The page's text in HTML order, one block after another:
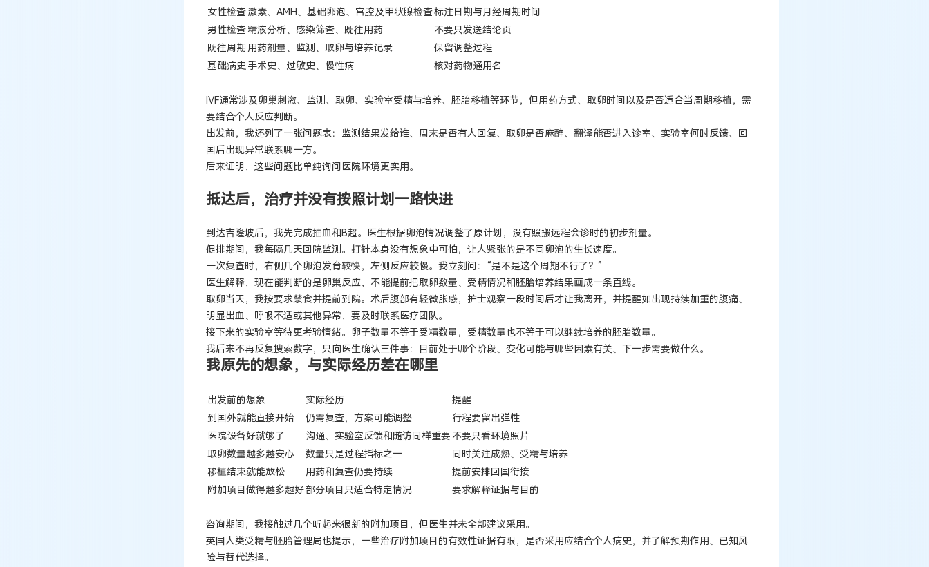
女性检查激素、AMH、基础卵泡、宫腔及甲状腺检查标注日期与月经周期时间
男性检查精液分析、感染筛查、既往用药
不要只发送结论页
既往周期 用药剂量、监测、取卵与培养记录
保留调整过程
基础病史 手术史、过敏史、慢性病 核对药物通用名
IVF通常涉及卵巢刺激、监测、取卵、实验室受精与培养、胚胎移植等环节，但用药方式、取卵时间以及是否适合当周期移植，需
要结合个人反应判断。
出发前，我还列了一张问题表：监测结果发给谁、周末是否有人回复、取卵是否麻醉、翻译能否进入诊室、实验室何时反馈、回
国后出现异常联系哪一方。
后来证明，这些问题比单纯询问医院环境更实用。
抵达后，治疗并没有按照计划一路快进
到达吉隆坡后，我先完成抽血和B超。医生根据卵泡情况调整了原计划，没有照搬远程会诊时的初步剂量。
促排期间，我每隔几天回院监测。打针本身没有想象中可怕，让人紧张的是不同卵泡的生长速度。
一次复查时，右侧几个卵泡发育较快，左侧反应较慢。我立刻问：“是不是这个周期不行了？”
医生解释，现在能判断的是卵巢反应，不能提前把取卵数量、受精情况和胚胎培养结果画成一条直线。
取卵当天，我按要求禁食并提前到院。术后腹部有轻微胀感，护士观察一段时间后才让我离开，并提醒如出现持续加重的腹痛、
明显出血、呼吸不适或其他异常，要及时联系医疗团队。
接下来的实验室等待更考验情绪。卵子数量不等于受精数量，受精数量也不等于可以继续培养的胚胎数量。
我后来不再反复搜索数字，只向医生确认三件事：目前处于哪个阶段、变化可能与哪些因素有关、下一步需要做什么。
我原先的想象，与实际经历差在哪里
出发前的想象 实际经历
提醒
到国外就能直接开始
仍需复查，方案可能调整
行程要留出弹性
医院设备好就够了
沟通、实验室反馈和随访同样重要 不要只看环境照片
取卵数量越多越安心
数量只是过程指标之一
同时关注成熟、受精与培养
移植结束就能放松
用药和复查仍要持续
提前安排回国衔接
附加项目做得越多越好部分项目只适合特定情况 要求解释证据与目的
咨询期间，我接触过几个听起来很新的附加项目，但医生并未全部建议采用。
英国人类受精与胚胎管理局也提示，一些治疗附加项目的有效性证据有限，是否采用应结合个人病史，并了解预期作用、已知风
险与替代选择。